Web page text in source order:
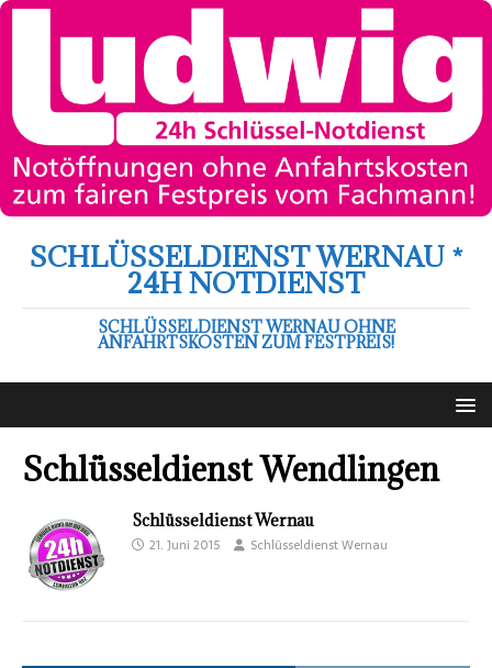
SCHLÜSSELDIENST WERNAU *
24H NOTDIENST
SCHLÜSSELDIENST WERNAU OHNE
ANFAHRTSKOSTEN ZUM FESTPREIS!
Schlüsseldienst Wendlingen
Schlüsseldienst Wernau
21. Juni 2015 Schlüsseldienst Wernau